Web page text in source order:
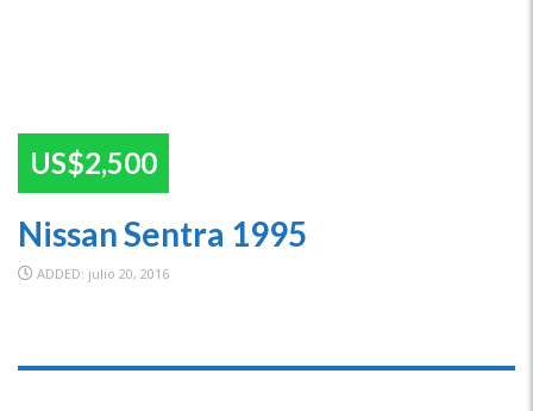
US$2,500
Nissan Sentra 1995
ADDED: julio 20, 2016
SPECIAL